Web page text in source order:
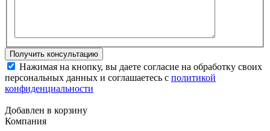
Нажимая на кнопку, вы даете согласие на обработку своих
персональных данных и соглашаетесь с политикой
конфиденциальности
Добавлен в корзину
Компания